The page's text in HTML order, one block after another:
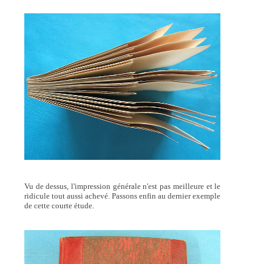
Vu de dessus, l'impression générale n'est pas meilleure et le
ridicule tout aussi achevé. Passons enfin au dernier exemple
de cette courte étude.